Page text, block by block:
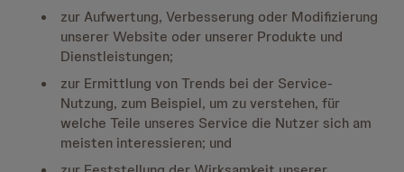
zur Aufwertung, Verbesserung oder Modifizierung
unserer Website oder unserer Produkte und
Dienstleistungen;
zur Ermittlung von Trends bei der Service-
Nutzung, zum Beispiel, um zu verstehen, für
welche Teile unseres Service die Nutzer sich am
meisten interessieren; und